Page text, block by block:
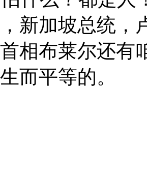
新加坡总统，
相布莱尔还有
而平等的。